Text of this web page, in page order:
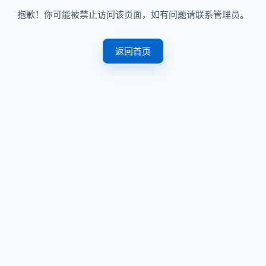
抱歉！你可能被禁止访问该页面，如有问题请联系管理员。
返回首页